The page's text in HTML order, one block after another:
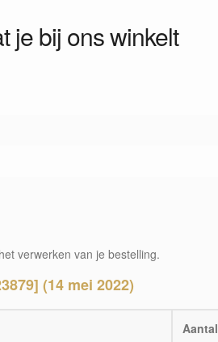
je bij ons winkelt
verwerken van je bestelling.
(14 mei 2022)
Aantal